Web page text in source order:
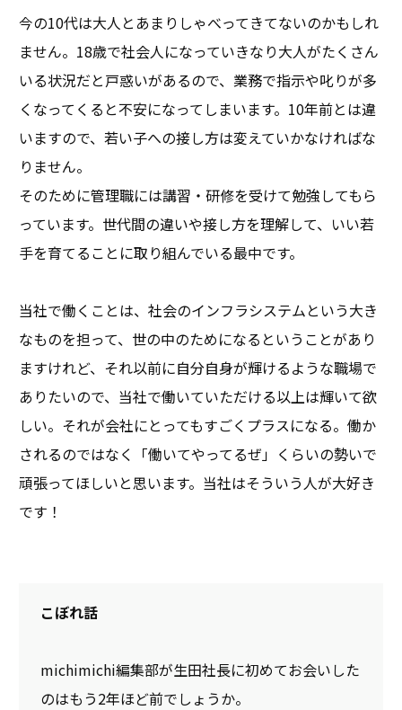
今の10代は大人とあまりしゃべってきてないのかもしれ
ません。18歳で社会人になっていきなり大人がたくさん
いる状況だと戸惑いがあるので、業務で指示や叱りが多
くなってくると不安になってしまいます。10年前とは違
いますので、若い子への接し方は変えていかなければな
りません。
そのために管理職には講習・研修を受けて勉強してもら
っています。世代間の違いや接し方を理解して、いい若
手を育てることに取り組んでいる最中です。
当社で働くことは、社会のインフラシステムという大き
なものを担って、世の中のためになるということがあり
ますけれど、それ以前に自分自身が輝けるような職場で
ありたいので、当社で働いていただける以上は輝いて欲
しい。それが会社にとってもすごくプラスになる。働か
されるのではなく「働いてやってるぜ」くらいの勢いで
頑張ってほしいと思います。当社はそういう人が大好き
です！
こぼれ話
michimichi編集部が生田社長に初めてお会いした
のはもう2年ほど前でしょうか。